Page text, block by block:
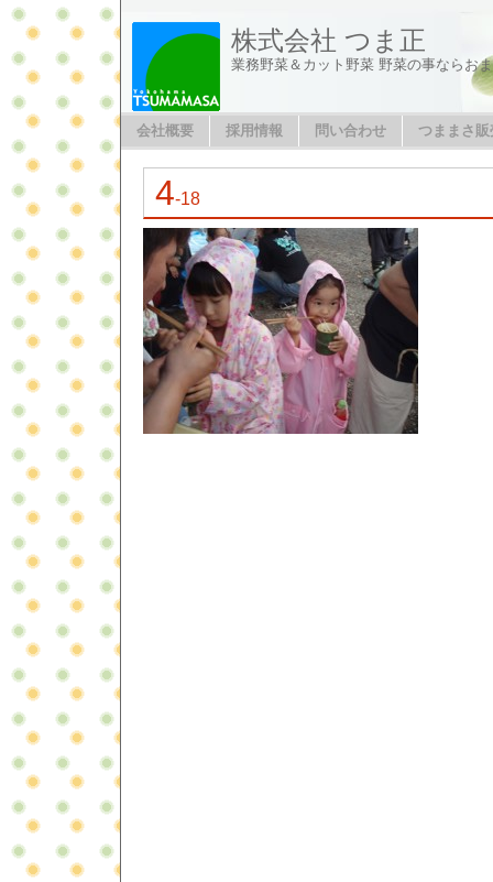
株式会社 つま正
業務野菜＆カット野菜 野菜の事ならお
会社概要 採用情報 問い合わせ つままさ
4-18